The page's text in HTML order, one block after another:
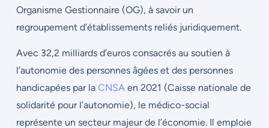
Organisme Gestionnaire (OG), à savoir un
regroupement d’établissements reliés juridiquement.
Avec 32,2 milliards d’euros consacrés au soutien à
l’autonomie des personnes âgées et des personnes
handicapées par la CNSAen 2021 (Caisse nationale de
solidarité pour l’autonomie), le médico-social
représente un secteur majeur de l’économie. Il emploie